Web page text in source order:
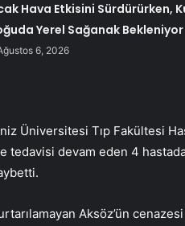
Hava Etkisini Sürdürürken,
Yerel Sağanak Bekleniyor
6, 2026
Üniversitesi Tıp Fakültesi
tedavisi devam eden 4
Aksöz’ün